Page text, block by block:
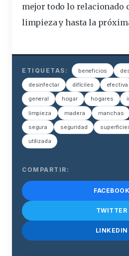
mejor todo lo relacionado
limpieza y hasta la
ETIQUETAS: beneficios
desinfectar difíciles efectiva
general hogar hogares
limpieza madera manchas
segura seguridad
utilizada
COMPARTIR:
FACEBOOK
TWITTER
LINKEDIN